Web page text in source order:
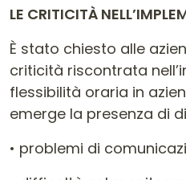
LE CRITICITÀ
È stato chiesto alle
criticità riscontrata
flessibilità oraria in
emerge la presenza di
• problemi di